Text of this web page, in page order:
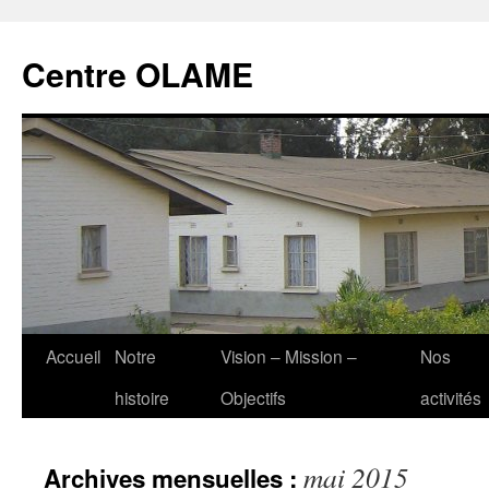
contenu
Centre OLAME
Accueil
Notre
histoire
Vision – Mission –
Objectifs
Nos
activités
Archives mensuelles : mai 2015